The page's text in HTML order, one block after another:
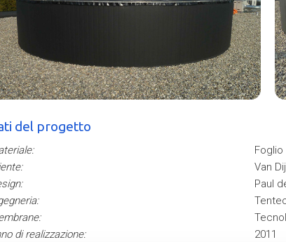
del progetto
Foglio
Van
Paul
di realizzazione:
2011